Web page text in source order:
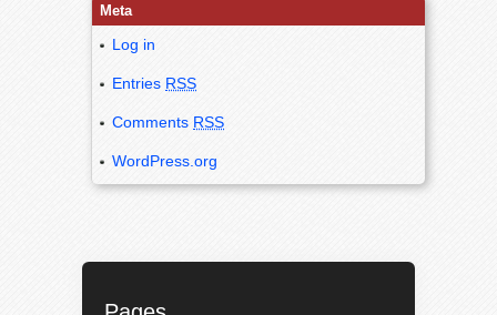
Meta
Log in
Entries RSS
Comments RSS
WordPress.org